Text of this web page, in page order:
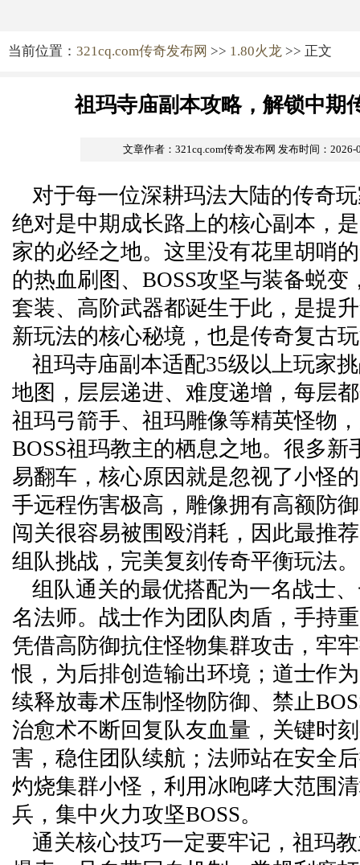
当前位置： 321cq.com传奇发布网 >> 1.80火龙 >> 正文
祖玛寺庙副本攻略，解锁中期
文章作者：321cq.com传奇发布网 发布时间：2026-
对于每一位深耕玛法大陆的传奇
绝对是中期成长路上的核心副本，
家的必经之地。这里没有花里胡哨
的热血刷图、BOSS攻坚与装备蜕变
套装、高阶武器都诞生于此，是提
新玩法的核心秘境，也是传奇复古
祖玛寺庙副本适配35级以上玩家
地图，层层递进、难度递增，每层
祖玛弓箭手、祖玛雕像等精英怪物
BOSS祖玛教主的栖息之地。很多新
易翻车，核心原因就是忽视了小怪
手远程伤害极高，雕像拥有高额防
闯关很容易被围殴消耗，因此最推
组队挑战，完美复刻传奇平衡玩法。
组队通关的最优搭配为一名战士
名法师。战士作为团队肉盾，手持
凭借高防御抗住怪物集群攻击，牢
恨，为后排创造输出环境；道士作
续释放毒术压制怪物防御、禁止
治愈术不断回复队友血量，关键时
害，稳住团队续航；法师站在安全
灼烧集群小怪，利用冰咆哮大范围
兵，集中火力攻坚BOSS。
通关核心技巧一定要牢记，祖玛